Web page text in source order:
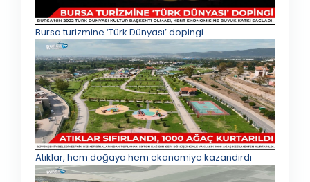
Bursa turizmine ‘Türk Dünyası’ dopingi
Atıklar, hem doğaya hem ekonomiye kazandırdı